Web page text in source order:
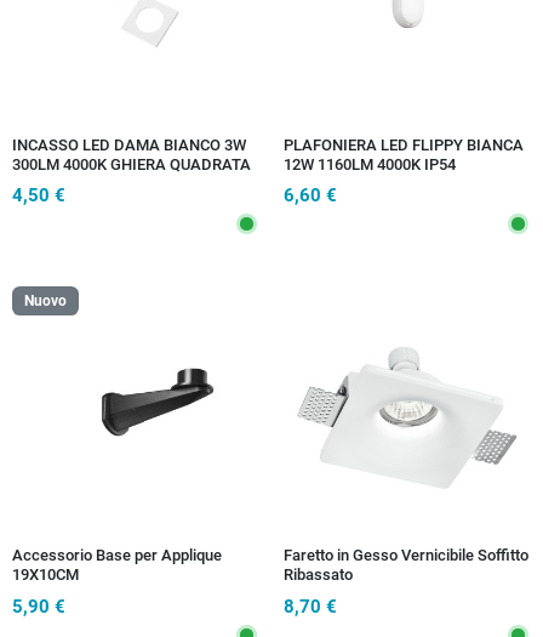
INCASSO LED DAMA BIANCO 3W
300LM 4000K GHIERA QUADRATA
4,50 €
PLAFONIERA LED FLIPPY BIANCA
12W 1160LM 4000K IP54
6,60 €
Nuovo
Accessorio Base per Applique
19X10CM
5,90 €
Faretto in Gesso Vernicibile Soffitto
Ribassato
8,70 €